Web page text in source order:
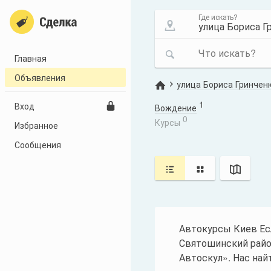
Главная
Объявления
Вход
Избранное
Сообщения
Где искать?
Что искать?
улица Бориса
1
Вождение
0
Курсы
Автокурсы Киев
Святошинский
Автоскул». Нас